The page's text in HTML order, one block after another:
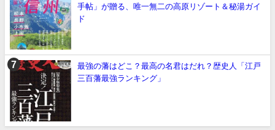
手帖」が贈る、唯一無二の高原リゾート＆秘湯ガイ
ド
最強の藩はどこ？最高の名君はだれ？歴史人「江戸
三百藩最強ランキング」